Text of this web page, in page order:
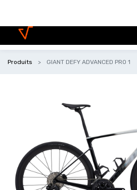
Produits GIANT DEFY ADVANCED PRO 1